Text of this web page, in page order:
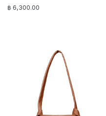
฿ 6,300.00